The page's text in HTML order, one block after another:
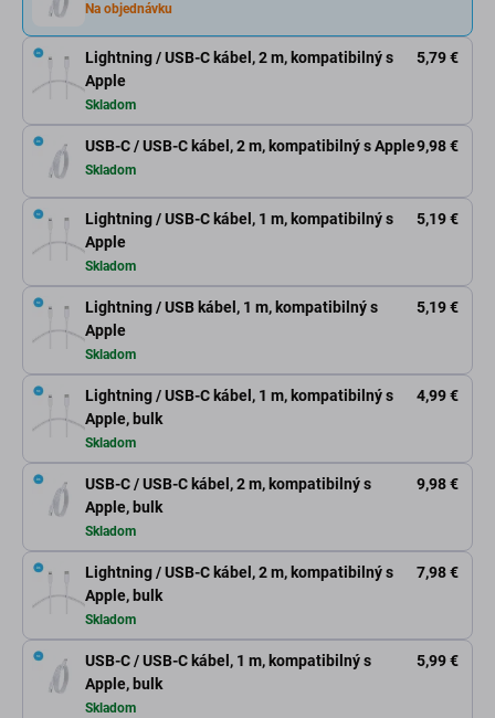
Lightning / USB-C kábel, 2 m, kompatibilný s
Apple
5,79 €
Skladom
USB-C / USB-C kábel, 2 m, kompatibilný s Apple9,98 €
Skladom
Lightning / USB-C kábel, 1 m, kompatibilný s
Apple
5,19 €
Skladom
Lightning / USB kábel, 1 m, kompatibilný s
Apple
5,19 €
Skladom
Na objednávku
Lightning / USB-C kábel, 1 m, kompatibilný s
Apple, bulk
4,99 €
Skladom
USB-C / USB-C kábel, 2 m, kompatibilný s
Apple, bulk
9,98 €
Skladom
Lightning / USB-C kábel, 2 m, kompatibilný s
Apple, bulk
7,98 €
Skladom
USB-C / USB-C kábel, 1 m, kompatibilný s
Apple, bulk
5,99 €
Skladom